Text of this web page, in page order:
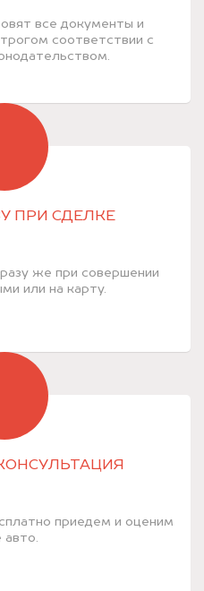
все документы и
соответствии с
ПРИ СДЕЛКЕ
же при совершении
или на карту.
приедем и оценим